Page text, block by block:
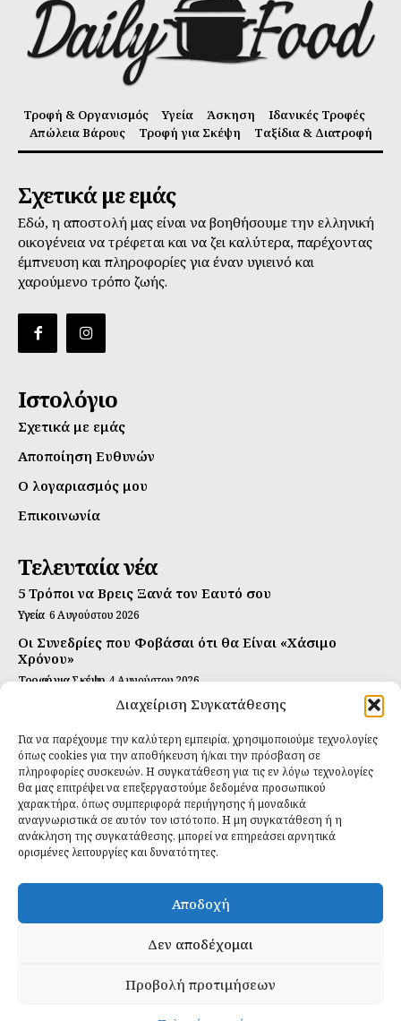
Διαχείριση Συγκατάθεσης
Για να παρέχουμε την καλύτερη εμπειρία, χρησιμοποιούμε τεχνολογίες
όπως cookies για την αποθήκευση ή/και την πρόσβαση σε
πληροφορίες συσκευών. Η συγκατάθεση για τις εν λόγω τεχνολογίες
θα μας επιτρέψει να επεξεργαστούμε δεδομένα προσωπικού
χαρακτήρα, όπως συμπεριφορά περιήγησης ή μοναδικά
αναγνωριστικά σε αυτόν τον ιστότοπο. Η μη συγκατάθεση ή η
ανάκληση της συγκατάθεσης, μπορεί να επηρεάσει αρνητικά
ορισμένες λειτουργίες και δυνατότητες.
Αποδοχή
Δεν αποδέχομαι
Προβολή προτιμήσεων
Τροφή & Οργανισμός Υγεία Άσκηση
Ιδανικές Τροφές
Απώλεια Βάρους
Τροφή για Σκέψη Ταξίδια & Διατροφή
Σχετικά με εμάς
Εδώ, η αποστολή μας είναι να βοηθήσουμε την ελληνική
οικογένεια να τρέφεται και να ζει καλύτερα, παρέχοντας
έμπνευση και πληροφορίες για έναν υγιεινό και
χαρούμενο τρόπο ζωής.
Ιστολόγιο
Σχετικά με εμάς
Αποποίηση Ευθυνών
Ο λογαριασμός μου
Επικοινωνία
Τελευταία νέα
5 Τρόποι να Βρεις Ξανά τον Εαυτό σου
Υγεία 6 Αυγούστου 2026
Οι Συνεδρίες που Φοβάσαι ότι θα Είναι «Χάσιμο
Χρόνου»
Τροφή για Σκέψη 4 Αυγούστου 2026
Αυτή Είναι η Συνταγή για Τέλεια Κομπούτσα
Ιδανικές Τροφές 26 Ιουλίου 2026
Εγγραφείτε
ΕΓΓΡΑΦΉ
Έχω διαβάσει και δέχομαι τηνπολιτική απορρήτου